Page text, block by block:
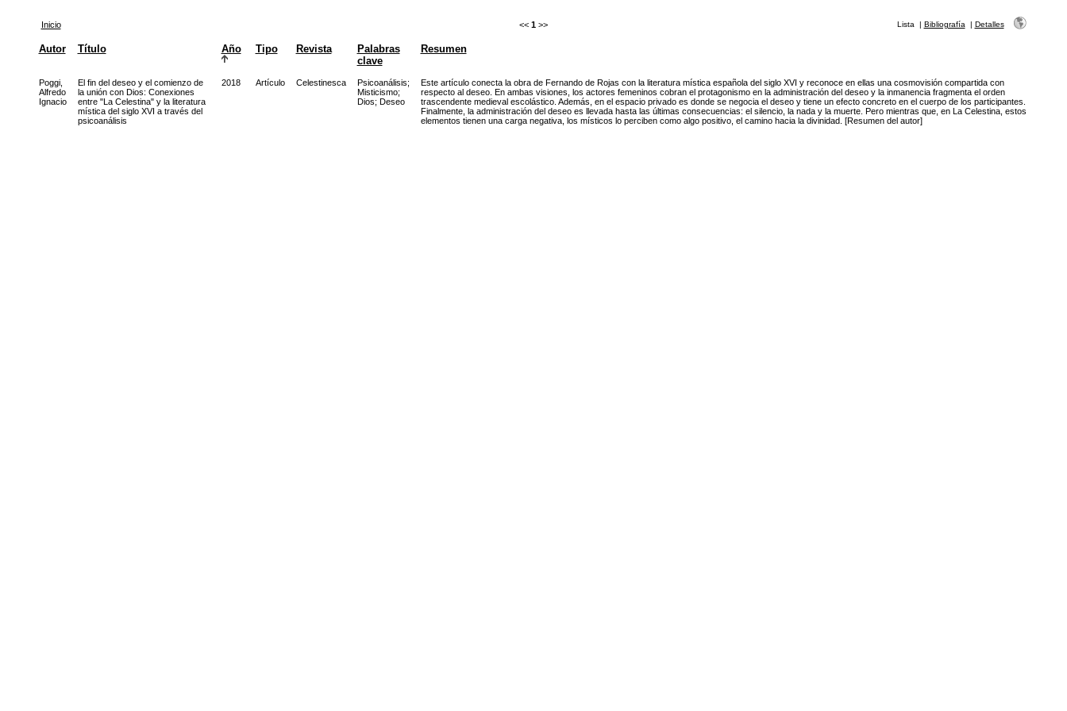
Inicio << 1 >> Lista | Bibliografía | Detalles
Autor Título Año Tipo Revista
Palabras
clave
Resumen
Poggi,
Alfredo
Ignacio
El fin del deseo y el comienzo de
la unión con Dios: Conexiones
entre "La Celestina" y la literatura
mística del siglo XVI a través del
psicoanálisis
2018 Artículo Celestinesca Psicoanálisis;
Misticismo;
Dios; Deseo
Este artículo conecta la obra de Fernando de Rojas con la literatura mística española del siglo XVI y reconoce en ellas una cosmovisión compartida con
respecto al deseo. En ambas visiones, los actores femeninos cobran el protagonismo en la administración del deseo y la inmanencia fragmenta el orden
trascendente medieval escolástico. Además, en el espacio privado es donde se negocia el deseo y tiene un efecto concreto en el cuerpo de los participantes.
Finalmente, la administración del deseo es llevada hasta las últimas consecuencias: el silencio, la nada y la muerte. Pero mientras que, en La Celestina, estos
elementos tienen una carga negativa, los místicos lo perciben como algo positivo, el camino hacia la divinidad. [Resumen del autor]